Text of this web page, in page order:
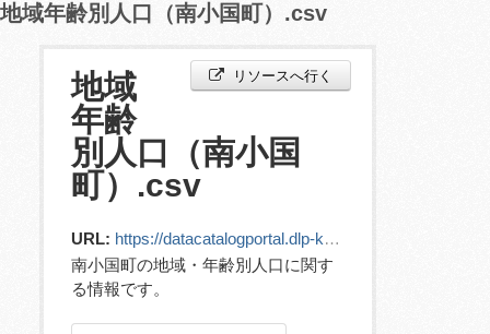
地域年齢別人口（南小国町）.csv
リソースへ行く
地域
年齢
別人口（南小国
町）.csv
URL: https://datacatalogportal.dlp-kumamoto.jp/ckan/dataset/89e38820-1419-49eb-85b6-4c1e801ab471/resource/a904f057-cca7-4fa3-b6c4-ced1f1c698a4/download/demographics_.csv
南小国町の地域・年齢別人口に関す
る情報です。